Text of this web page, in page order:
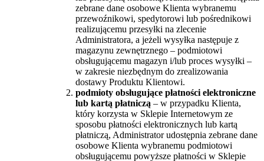
zebrane dane osobowe Klienta wybranemu
przewoźnikowi, spedytorowi lub pośrednikowi
realizującemu przesyłki na zlecenie
Administratora, a jeżeli wysyłka następuje z
magazynu zewnętrznego – podmiotowi
obsługującemu magazyn i/lub proces wysyłki –
w zakresie niezbędnym do zrealizowania
dostawy Produktu Klientowi.
podmioty obsługujące płatności elektroniczne
lub kartą płatniczą – w przypadku Klienta,
który korzysta w Sklepie Internetowym ze
sposobu płatności elektronicznych lub kartą
płatniczą, Administrator udostępnia zebrane dane
osobowe Klienta wybranemu podmiotowi
obsługującemu powyższe płatności w Sklepie